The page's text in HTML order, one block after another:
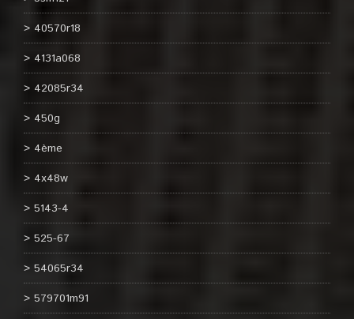
40570r18
4131a068
42085r34
450g
4ème
4x48w
5143-4
525-67
54065r34
579701m91